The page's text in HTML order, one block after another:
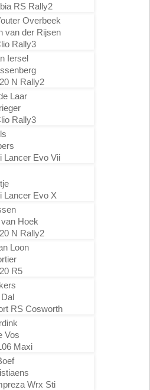
RS Rally2
Overbeek
van der Rijsen
Rally3
Iersel
N Rally2
Laar
Rally3
Lancer Evo Vii
Lancer Evo X
Hoek
N Rally2
Loon
R5
RS Cosworth
Vos
Maxi
Wrx Sti